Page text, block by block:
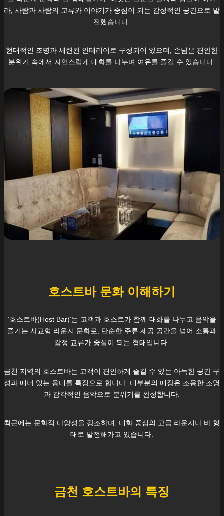
라, 사람과 사람의 교류와 이야기가 중심이 되는 감성적인 공간으로 발
전했습니다.
현대적인 조명과 세련된 인테리어로 구성되어 있으며, 손님은 편안한
분위기 속에서 자연스럽게 대화를 나누며 여유를 즐길 수 있습니다.
호스트바 문화 이해하기
‘호스트바(Host Bar)’는 고객과 호스트가 함께 대화를 나누고 음악을
즐기는 사교형 라운지 문화로, 단순한 주류 제공 공간을 넘어 소통과
감정 교류가 중심이 되는 형태입니다.
금천 지역의 호스트바는 고객이 편안하게 즐길 수 있는 아늑한 공간 구
성과 매너 있는 응대를 특징으로 합니다. 대부분의 매장은 조용한 조명
과 감각적인 음악으로 분위기를 완성합니다.
최근에는 문화적 다양성을 강조하며, 대화 중심의 고급 라운지나 바 형
태로 발전해가고 있습니다.
금천 호스트바의 특징